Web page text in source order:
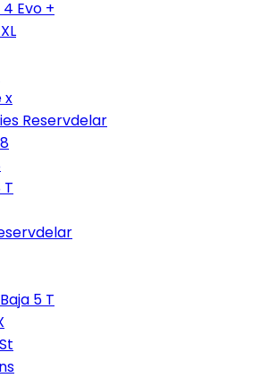
Evo +
x
Reservdelar
T
5 T